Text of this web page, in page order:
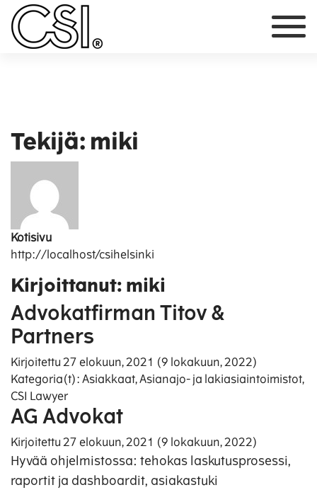
Päävalikko
Tekijä: miki
Kotisivu
http://localhost/csihelsinki
Kirjoittanut: miki
Advokatfirman Titov &
Partners
Kirjoitettu27 elokuun, 2021 (9 lokakuun, 2022)
Kategoria(t):Asiakkaat,Asianajo- ja lakiasiaintoimistot,
CSI Lawyer
AG Advokat
Kirjoitettu27 elokuun, 2021 (9 lokakuun, 2022)
Hyvää ohjelmistossa: tehokas laskutusprosessi,
raportit ja dashboardit, asiakastuki